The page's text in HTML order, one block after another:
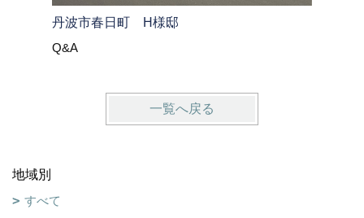
丹波市春日町 H様邸
Q&A
一覧へ戻る
地域別
すべて